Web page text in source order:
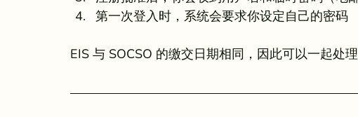
第一次登入时，系统会要求你设定自己的密码
EIS 与 SOCSO 的缴交日期相同，因此可以一起处